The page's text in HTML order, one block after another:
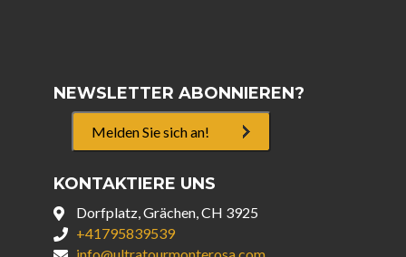
NEWSLETTER ABONNIEREN?
Melden Sie sich an!
KONTAKTIERE UNS
Dorfplatz, Grächen, CH 3925
+41795839539